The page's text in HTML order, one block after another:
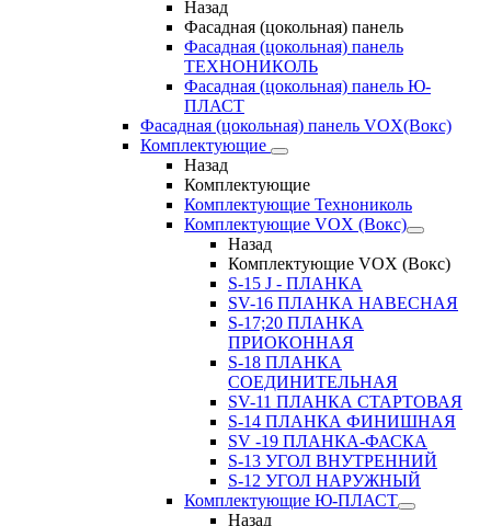
Назад
Фасадная (цокольная) панель
Фасадная (цокольная) панель
ТЕХНОНИКОЛЬ
Фасадная (цокольная) панель Ю-
ПЛАСТ
Фасадная (цокольная) панель VOX(Вокс)
Комплектующие
Назад
Комплектующие
Комплектующие Технониколь
Комплектующие VOX (Вокс)
Назад
Комплектующие VOX (Вокс)
S-15 J - ПЛАНКА
SV-16 ПЛАНКА НАВЕСНАЯ
S-17;20 ПЛАНКА
ПРИОКОННАЯ
S-18 ПЛАНКА
СОЕДИНИТЕЛЬНАЯ
SV-11 ПЛАНКА СТАРТОВАЯ
S-14 ПЛАНКА ФИНИШНАЯ
SV -19 ПЛАНКА-ФАСКА
S-13 УГОЛ ВНУТРЕННИЙ
S-12 УГОЛ НАРУЖНЫЙ
Комплектующие Ю-ПЛАСТ
Назад